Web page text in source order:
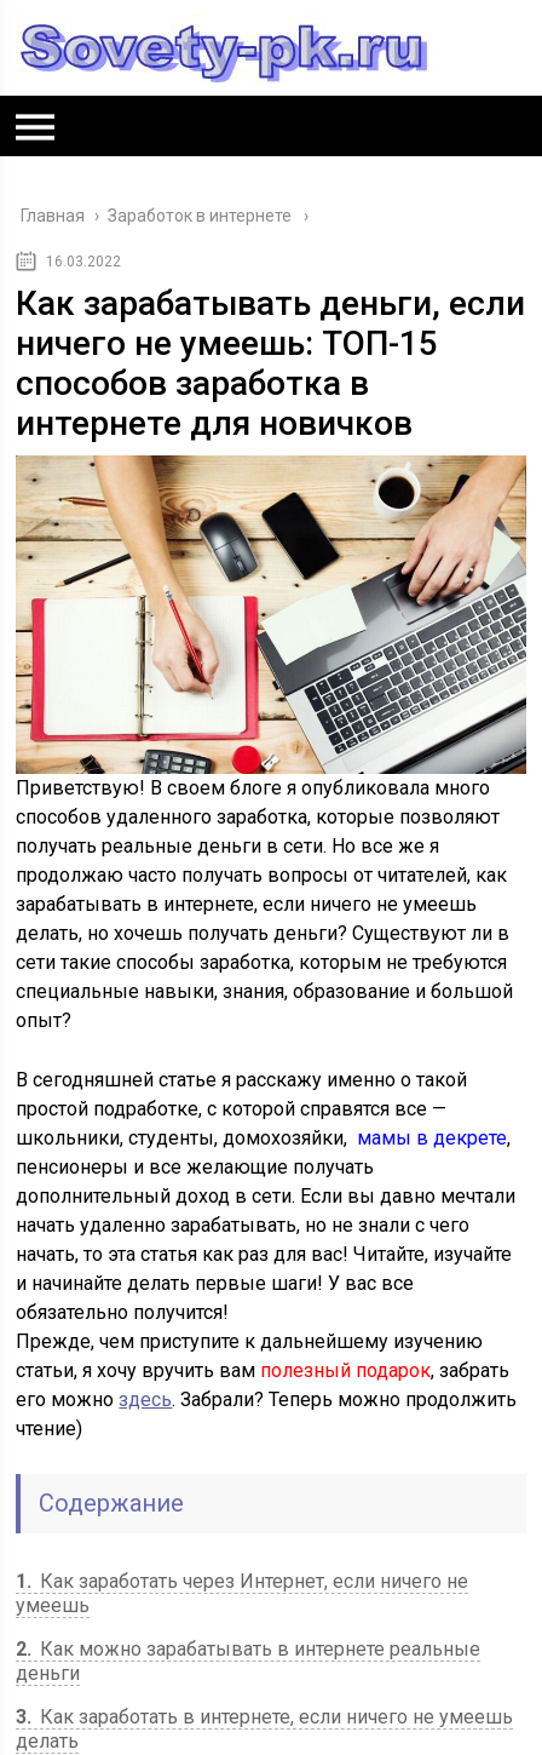
Главная › Заработок в интернете
16.03.2022
Как зарабатывать деньги, если
ничего не умеешь: ТОП-15
способов заработка в
интернете для новичков
Приветствую! В своем блоге я опубликовала много
способов удаленного заработка, которые позволяют
получать реальные деньги в сети. Но все же я
продолжаю часто получать вопросы от читателей, как
зарабатывать в интернете, если ничего не умеешь
делать, но хочешь получать деньги? Существуют ли в
сети такие способы заработка, которым не требуются
специальные навыки, знания, образование и большой
опыт?
В сегодняшней статье я расскажу именно о такой
простой подработке, с которой справятся все —
школьники, студенты, домохозяйки, мамы в декрете,
пенсионеры и все желающие получать
дополнительный доход в сети. Если вы давно мечтали
начать удаленно зарабатывать, но не знали с чего
начать, то эта статья как раз для вас! Читайте, изучайте
и начинайте делать первые шаги! У вас все
обязательно получится!
Прежде, чем приступите к дальнейшему изучению
статьи, я хочу вручить вам полезный подарок, забрать
его можноздесь. Забрали? Теперь можно продолжить
чтение)
Содержание
1
Как заработать через Интернет, если ничего не
умеешь
2
Как можно зарабатывать в интернете реальные
деньги
3
Как заработать в интернете, если ничего не умеешь
делать